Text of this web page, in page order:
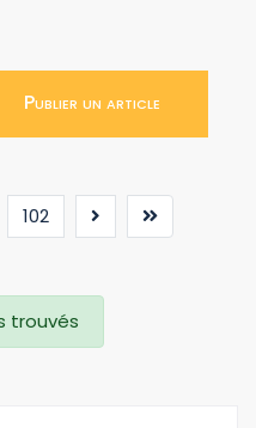
Publier un article
102
trouvés